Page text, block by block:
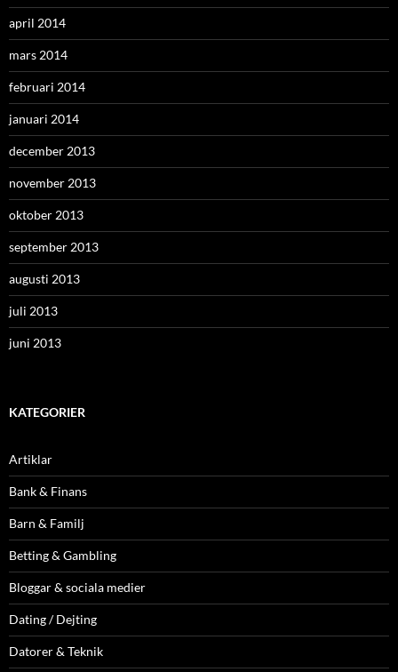
april 2014
mars 2014
februari 2014
januari 2014
december 2013
november 2013
oktober 2013
september 2013
augusti 2013
juli 2013
juni 2013
KATEGORIER
Artiklar
Bank & Finans
Barn & Familj
Betting & Gambling
Bloggar & sociala medier
Dating / Dejting
Datorer & Teknik